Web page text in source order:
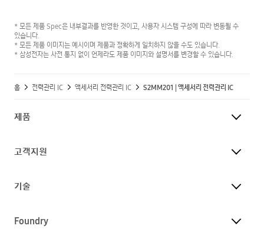
* 모든 제품 Spec은 내부결과를 반영한 것이고, 사용자 시스템 구성에 따라 변동될 수
있습니다.
* 모든 제품 이미지는 예시이며 제품과 정확하게 일치하지 않을 수도 있습니다.
* 삼성전자는 사전 통지 없이 언제라도 제품 이미지와 설명서를 변경할 수 있습니다.
홈 전력관리 IC 액세서리 전력관리 IC S2MM201 | 액세서리 전력관리 IC
제품
고객지원
기술
Foundry